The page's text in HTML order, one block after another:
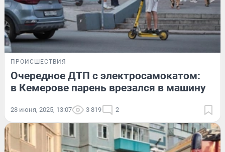
ПРОИСШЕСТВИЯ
Очередное ДТП с электросамокатом:
в Кемерове парень врезался в машину
28 июня, 2025, 13:07 3 819 2